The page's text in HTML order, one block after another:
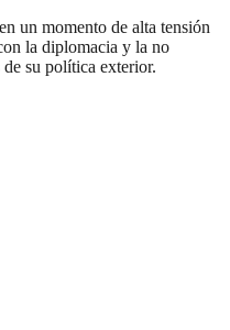
un momento de alta tensión
la diplomacia y la no
su política exterior.